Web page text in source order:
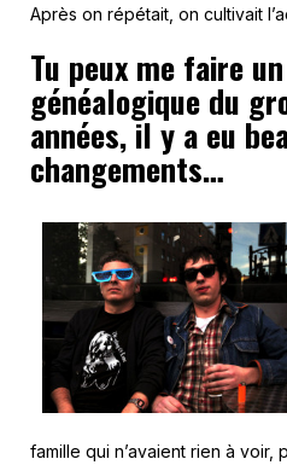
Après on répétait, on cultivait
Tu peux me faire
généalogique du
années, il y a eu
changements…
famille qui n’avaient rien à voir,